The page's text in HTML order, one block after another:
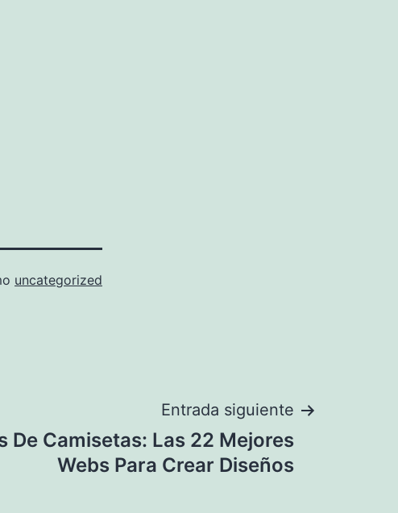
uncategorized
Entrada siguiente
De Camisetas: Las 22 Mejores
Webs Para Crear Diseños